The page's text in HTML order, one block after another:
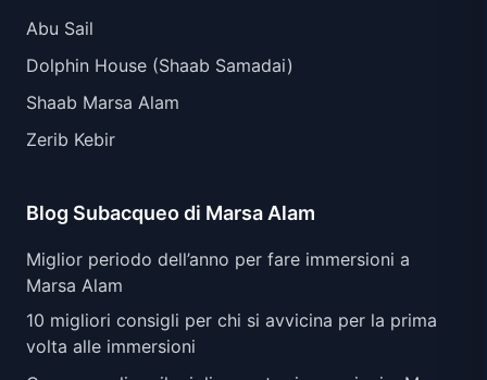
Abu Sail
Dolphin House (Shaab Samadai)
Shaab Marsa Alam
Zerib Kebir
Blog Subacqueo di Marsa Alam
Miglior periodo dell’anno per fare immersioni a
Marsa Alam
10 migliori consigli per chi si avvicina per la prima
volta alle immersioni